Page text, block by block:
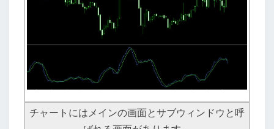
チャートにはメインの画面とサブウィンドウと呼